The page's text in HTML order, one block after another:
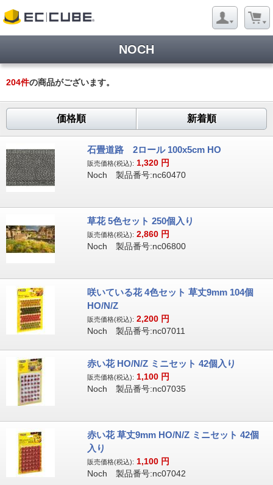
NOCH
204件の商品がございます。
価格順 新着順
石畳道路 2ロール 100x5cm HO
販売価格(税込): 1,320 円
Noch 製品番号:nc60470
草花 5色セット 250個入り
販売価格(税込): 2,860 円
Noch 製品番号:nc06800
咲いている花 4色セット 草丈9mm 104個
HO/N/Z
販売価格(税込): 2,200 円
Noch 製品番号:nc07011
赤い花 HO/N/Z ミニセット 42個入り
販売価格(税込): 1,100 円
Noch 製品番号:nc07035
赤い花 草丈9mm HO/N/Z ミニセット 42個
入り
販売価格(税込): 1,100 円
Noch 製品番号:nc07042